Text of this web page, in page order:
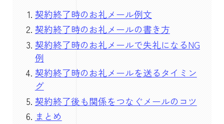
契約終了時のお礼メール例文
契約終了時のお礼メールの書き方
契約終了時のお礼メールで失礼になるNG
例
契約終了時のお礼メールを送るタイミン
グ
契約終了後も関係をつなぐメールのコツ
まとめ